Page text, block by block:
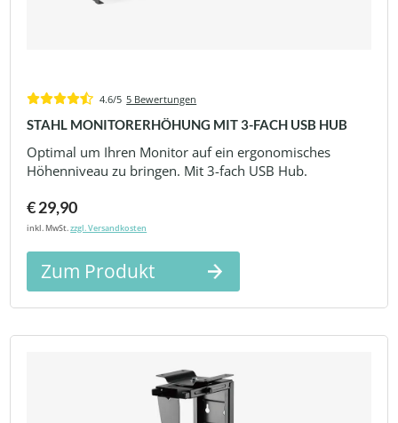
4.6/5 5 Bewertungen
STAHL MONITORERHÖHUNG MIT 3-FACH USB HUB
Optimal um Ihren Monitor auf ein ergonomisches
Höhenniveau zu bringen. Mit 3-fach USB Hub.
€ 29,90
inkl. MwSt.zzgl. Versandkosten
Zum Produkt